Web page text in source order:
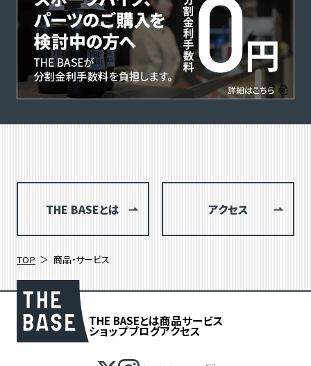
THE BASEとは アクセス
TOP 商品・サービス
THE BASEとは商品サービス
ショップブログアクセス